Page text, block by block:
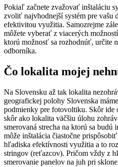
Pokiaľ začnete zvažovať inštaláciu
zvoliť najvhodnejší systém pre vašu
efektivitou využitia. Samozrejme
môžete vyberať z viacerých
ktorú možnosť sa rozhodnúť, určite
odborníka.
Čo lokalita mojej
Na Slovensku až tak lokalita
geografickej polohy Slovenska
podmienky pre fotovoltiku. Skôr ide
skôr ako lokalita väčšiu úlohu
smerovaná strecha na ktorú sa budú
môže inštalácia čiastočne
hľadiska efektívnosti využitia a to
stringov (reťazcov). Pričom vždy z
smerovanie panelov na juh pri sklone